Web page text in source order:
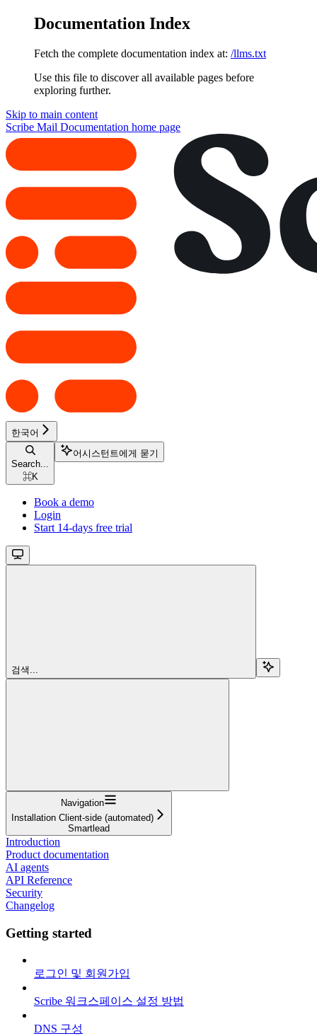
Documentation Index
Fetch the complete documentation index at: /llms.txt
Use this file to discover all available pages before
exploring further.
Skip to main content
Scribe Mail Documentation home page
한국어
Search...
⌘K
어시스턴트에게 묻기
Book a demo
Login
Start 14-days free trial
검색...
Navigation
Installation Client-side (automated)
Smartlead
Introduction
Product documentation
AI agents
API Reference
Security
Changelog
Getting started
로그인 및 회원가입
Scribe 워크스페이스 설정 방법
DNS 구성